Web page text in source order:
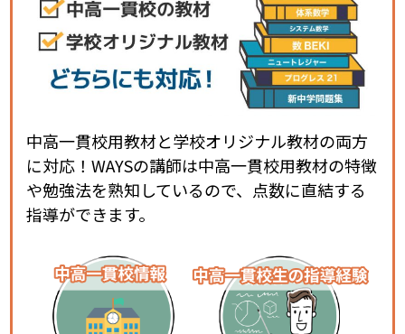
中高一貫校用教材と学校オリジナル教材の両方
に対応！WAYSの講師は中高一貫校用教材の特徴
や勉強法を熟知しているので、点数に直結する
指導ができます。